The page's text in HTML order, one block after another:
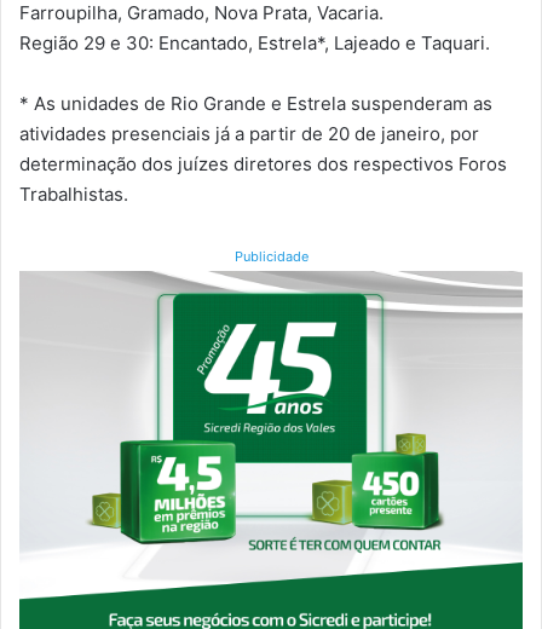
Farroupilha, Gramado, Nova Prata, Vacaria.
Região 29 e 30: Encantado, Estrela*, Lajeado e Taquari.
* As unidades de Rio Grande e Estrela suspenderam as
atividades presenciais já a partir de 20 de janeiro, por
determinação dos juízes diretores dos respectivos Foros
Trabalhistas.
Publicidade